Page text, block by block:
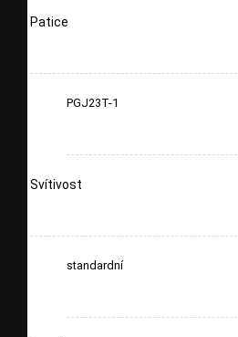
Patice
PGJ23T-1
Svítivost
standardní